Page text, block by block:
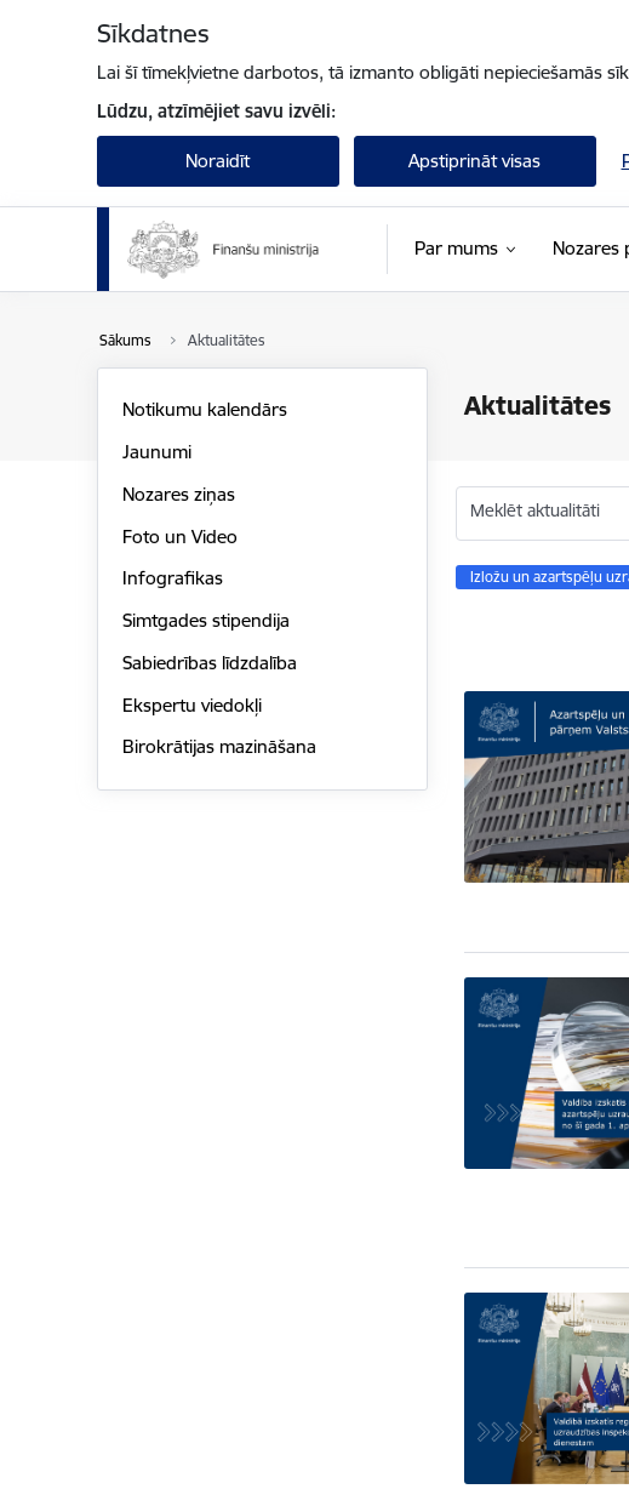
Sīkdatnes
Lai šī tīmekļvietne darbotos, tā izmanto obligāti nepieciešamās
Lūdzu, atzīmējiet savu izvēli:
Noraidīt Apstiprināt visas
Par mums Nozares
Sākums Aktualitātes
Aktualitātes
Notikumu kalendārs
Jaunumi
Nozares ziņas
Foto un Video
Infografikas
Simtgades stipendija
Sabiedrības līdzdalība
Ekspertu viedokļi
Birokrātijas mazināšana
Meklēt aktualitāti
Izložu un azartspēļu